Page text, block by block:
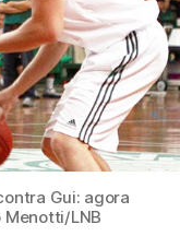
confira
entrevista
exclusiva
Gui: agora
Menotti/LNB